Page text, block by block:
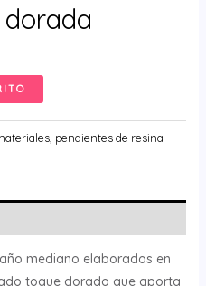
, pendientes de resina
mediano elaborados en
toque dorado que aporta